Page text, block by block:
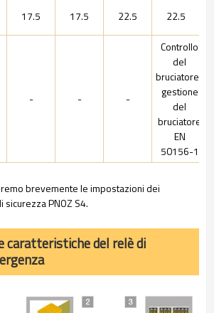
17.5 17.5 22.5 22.5
- - -
Controllo
del
bruciatore/
gestione
del
bruciatore
EN
50156-1
brevemente le impostazioni dei
PNOZ S4.
caratteristiche del relè di